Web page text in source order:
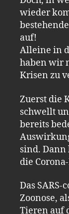
wieder
auf!
Alleine in
haben wir
Krisen zu
Zuerst die
schwellt
bereits
sind. Dann
die
Das
Zoonose,
Tieren auf